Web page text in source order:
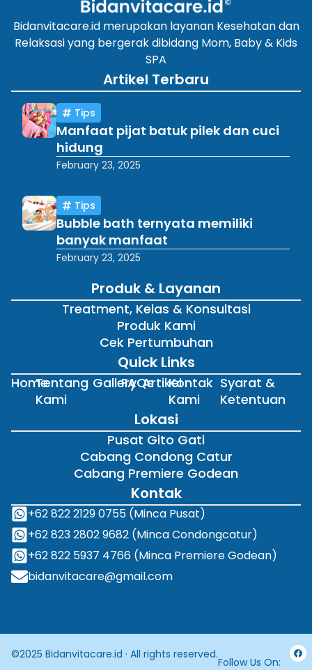
Bidanvitacare.id merupakan layanan Kesehatan dan
Relaksasi yang bergerak dibidang Mom, Baby & Kids
SPA
Artikel Terbaru
Tips
Manfaat pijat batuk pilek dan cuci
hidung
February 23, 2025
Tips
Bubble bath ternyata memiliki
banyak manfaat
February 23, 2025
Produk & Layanan
Treatment, Kelas & Konsultasi
Produk Kami
Cek Pertumbuhan
Quick Links
HomeTentang
Kami
GalleryFAQsArtikelKontak
Kami
Syarat &
Ketentuan
Lokasi
Pusat Gito Gati
Cabang Condong Catur
Cabang Premiere Godean
Kontak
+62 822 2129 0755 (Minca Pusat)
+62 823 2802 9682 (Minca Condongcatur)
+62 822 5937 4766 (Minca Premiere Godean)
bidanvitacare@gmail.com
©2025 Bidanvitacare.id · All rights reserved.
Follow Us On: